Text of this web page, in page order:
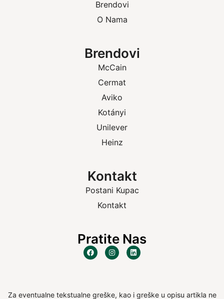
Brendovi
O Nama
Brendovi
McCain
Cermat
Aviko
Kotányi
Unilever
Heinz
Kontakt
Postani Kupac
Kontakt
Pratite Nas
Za eventualne tekstualne greške, kao i greške u opisu artikla ne